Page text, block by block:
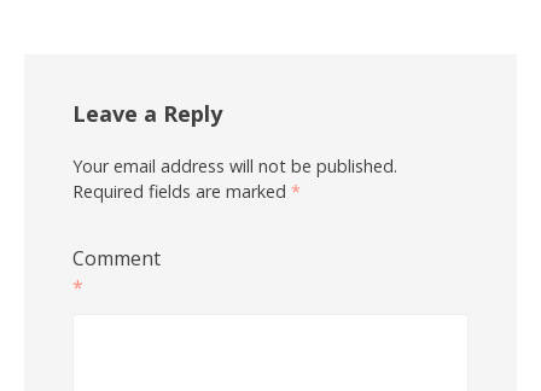
Leave a Reply
Your email address will not be published.
Required fields are marked *
Comment
*